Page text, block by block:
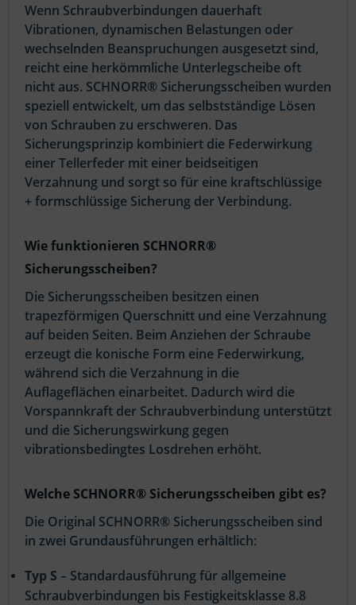
Wenn Schraubverbindungen dauerhaft
Vibrationen, dynamischen Belastungen oder
wechselnden Beanspruchungen ausgesetzt sind,
reicht eine herkömmliche Unterlegscheibe oft
nicht aus. SCHNORR® Sicherungsscheiben wurden
speziell entwickelt, um das selbstständige Lösen
von Schrauben zu erschweren. Das
Sicherungsprinzip kombiniert die Federwirkung
einer Tellerfeder mit einer beidseitigen
Verzahnung und sorgt so für eine kraftschlüssige
+ formschlüssige Sicherung der Verbindung.
Wie funktionieren SCHNORR®
Sicherungsscheiben?
Die Sicherungsscheiben besitzen einen
trapezförmigen Querschnitt und eine Verzahnung
auf beiden Seiten. Beim Anziehen der Schraube
erzeugt die konische Form eine Federwirkung,
während sich die Verzahnung in die
Auflageflächen einarbeitet. Dadurch wird die
Vorspannkraft der Schraubverbindung unterstützt
und die Sicherungswirkung gegen
vibrationsbedingtes Losdrehen erhöht.
Welche SCHNORR® Sicherungsscheiben gibt es?
Die Original SCHNORR® Sicherungsscheiben sind
in zwei Grundausführungen erhältlich:
Typ S – Standardausführung für allgemeine
Schraubverbindungen bis Festigkeitsklasse 8.8